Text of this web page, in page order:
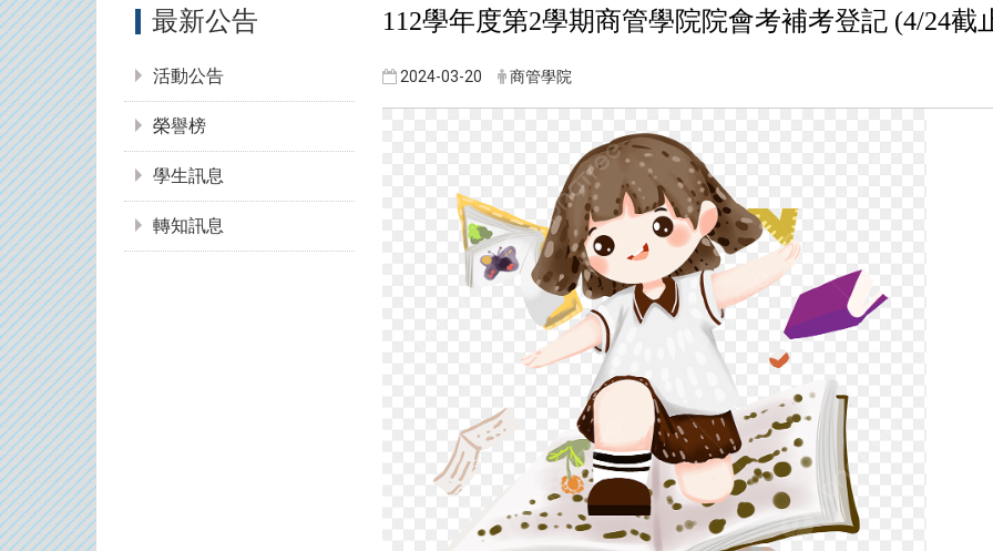
最新公告
活動公告
榮譽榜
學生訊息
轉知訊息
112學年度第2學期商管學院院會考補考登記 (4/24截
2024-03-20 商管學院